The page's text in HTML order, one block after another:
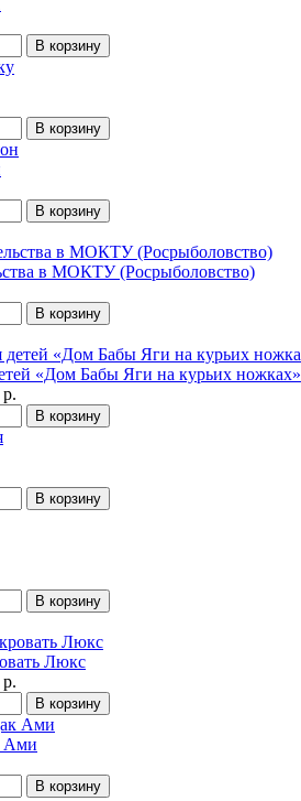
в МОКТУ (Росрыболовство)
«Дом Бабы Яги на курьих ножках»
Люкс
Ами